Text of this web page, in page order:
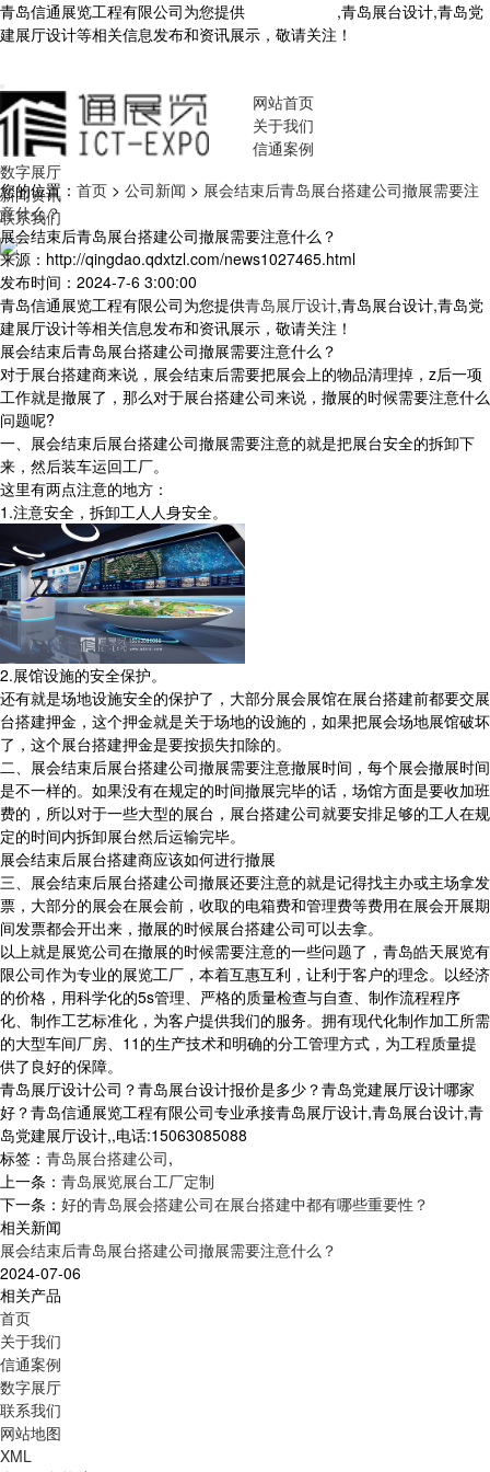
青岛信通展览工程有限公司为您提供
,青岛展台设计,青岛党
建展厅设计等相关信息发布和资讯展示，敬请关注！
网站首页
关于我们
信通案例
数字展厅
新闻资讯
联系我们
您的位置： 首页 > 公司新闻 > 展会结束后青岛展台搭建公司撤展需要注
意什么？
展会结束后青岛展台搭建公司撤展需要注意什么？
来源：http://qingdao.qdxtzl.com/news1027465.html
发布时间：2024-7-6 3:00:00
青岛信通展览工程有限公司为您提供青岛展厅设计,青岛展台设计,青岛党
建展厅设计等相关信息发布和资讯展示，敬请关注！
展会结束后青岛展台搭建公司撤展需要注意什么？
对于展台搭建商来说，展会结束后需要把展会上的物品清理掉，z后一项
工作就是撤展了，那么对于展台搭建公司来说，撤展的时候需要注意什么
问题呢?
一、展会结束后展台搭建公司撤展需要注意的就是把展台安全的拆卸下
来，然后装车运回工厂。
这里有两点注意的地方：
1.注意安全，拆卸工人人身安全。
2.展馆设施的安全保护。
还有就是场地设施安全的保护了，大部分展会展馆在展台搭建前都要交展
台搭建押金，这个押金就是关于场地的设施的，如果把展会场地展馆破坏
了，这个展台搭建押金是要按损失扣除的。
二、展会结束后展台搭建公司撤展需要注意撤展时间，每个展会撤展时间
是不一样的。如果没有在规定的时间撤展完毕的话，场馆方面是要收加班
费的，所以对于一些大型的展台，展台搭建公司就要安排足够的工人在规
定的时间内拆卸展台然后运输完毕。
展会结束后展台搭建商应该如何进行撤展
三、展会结束后展台搭建公司撤展还要注意的就是记得找主办或主场拿发
票，大部分的展会在展会前，收取的电箱费和管理费等费用在展会开展期
间发票都会开出来，撤展的时候展台搭建公司可以去拿。
以上就是展览公司在撤展的时候需要注意的一些问题了，青岛皓天展览有
限公司作为专业的展览工厂，本着互惠互利，让利于客户的理念。以经济
的价格，用科学化的5s管理、严格的质量检查与自查、制作流程程序
化、制作工艺标准化，为客户提供我们的服务。拥有现代化制作加工所需
的大型车间厂房、11的生产技术和明确的分工管理方式，为工程质量提
供了良好的保障。
青岛展厅设计公司？青岛展台设计报价是多少？青岛党建展厅设计哪家
好？青岛信通展览工程有限公司专业承接青岛展厅设计,青岛展台设计,青
岛党建展厅设计,,电话:15063085088
标签： 青岛展台搭建公司,
上一条： 青岛展览展台工厂定制
下一条： 好的青岛展会搭建公司在展台搭建中都有哪些重要性？
相关新闻
展会结束后青岛展台搭建公司撤展需要注意什么？
2024-07-06
相关产品
首页
关于我们
信通案例
数字展厅
联系我们
网站地图
XML